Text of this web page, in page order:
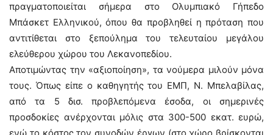
πραγματοποιείται σήμερα στο Ολυμπιακό Γήπεδο
Μπάσκετ Ελληνικού, όπου θα προβληθεί η πρόταση που
αντιτίθεται στο ξεπούλημα του τελευταίου μεγάλου
ελεύθερου χώρου του Λεκανοπεδίου.
Αποτιμώντας την «αξιοποίηση», τα νούμερα μιλούν μόνα
τους. Όπως είπε ο καθηγητής του ΕΜΠ, Ν. Μπελαβίλας,
από τα 5 δισ. προβλεπόμενα έσοδα, οι σημερινές
προσδοκίες ανέρχονται μόλις στα 300-500 εκατ. ευρώ,